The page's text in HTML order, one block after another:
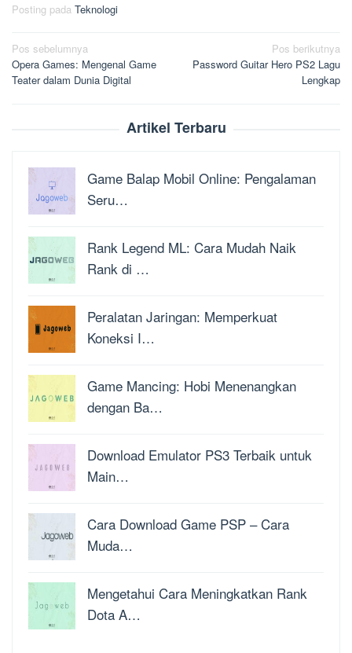
Posting pada Teknologi
Navigasi
pos
Pos sebelumnya
Opera Games: Mengenal Game
Teater dalam Dunia Digital
Pos berikutnya
Password Guitar Hero PS2 Lagu
Lengkap
Artikel Terbaru
Game Balap Mobil Online: Pengalaman
Seru…
Rank Legend ML: Cara Mudah Naik
Rank di …
Peralatan Jaringan: Memperkuat
Koneksi I…
Game Mancing: Hobi Menenangkan
dengan Ba…
Download Emulator PS3 Terbaik untuk
Main…
Cara Download Game PSP – Cara
Muda…
Mengetahui Cara Meningkatkan Rank
Dota A…